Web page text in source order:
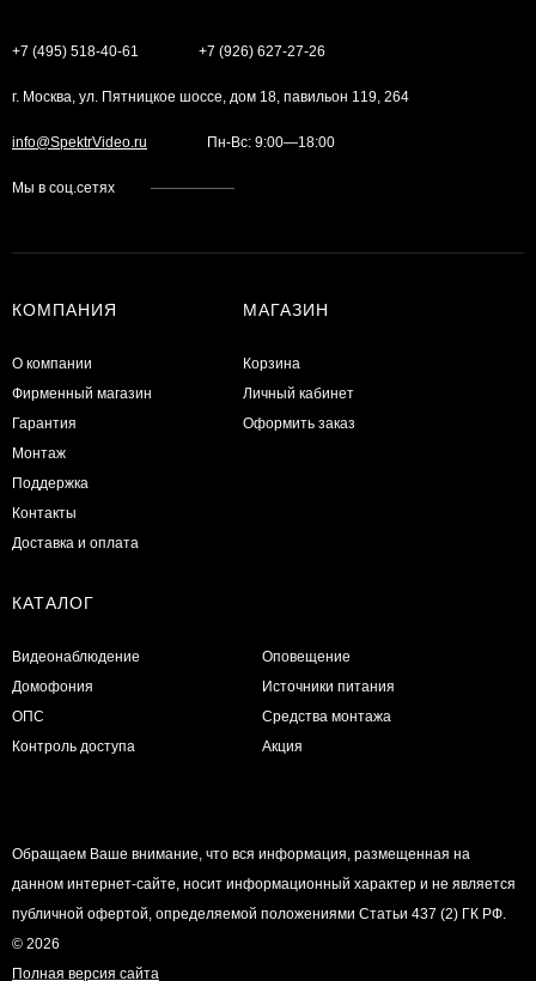
+7 (495) 518-40-61 +7 (926) 627-27-26
г. Москва, ул. Пятницкое шоссе, дом 18, павильон 119, 264
info@SpektrVideo.ru Пн-Вс: 9:00—18:00
Мы в соц.сетях
КОМПАНИЯ
О компании
Фирменный магазин
Гарантия
Монтаж
Поддержка
Контакты
Доставка и оплата
МАГАЗИН
Корзина
Личный кабинет
Оформить заказ
КАТАЛОГ
Видеонаблюдение
Домофония
ОПС
Контроль доступа
Оповещение
Источники питания
Средства монтажа
Акция
Обращаем Ваше внимание, что вся информация, размещенная на
данном интернет-сайте, носит информационный характер и не является
публичной офертой, определяемой положениями Статьи 437 (2) ГК РФ.
© 2026
Полная версия сайта